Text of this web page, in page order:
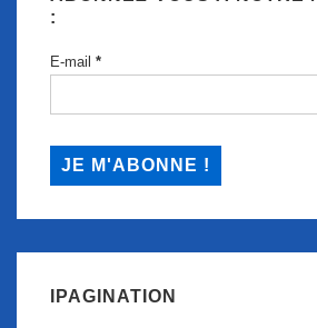
:
E-mail *
IPAGINATION